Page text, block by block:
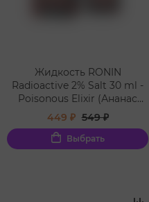
Жидкость RONIN
Radioactive 2% Salt 30 ml -
Poisonous Elixir (Ананас
грейпфрут/Pineapple
Grapefruit)
449 ₽ 549 ₽
Выбрать